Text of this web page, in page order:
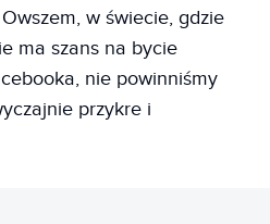
w świecie, gdzie
ma szans na bycie
nie powinniśmy
przykre i